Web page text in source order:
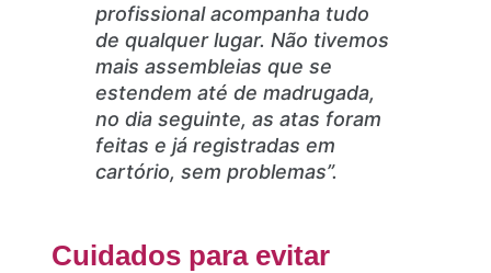
profissional acompanha tudo
de qualquer lugar. Não tivemos
mais assembleias que se
estendem até de madrugada,
no dia seguinte, as atas foram
feitas e já registradas em
cartório, sem problemas”.
Cuidados para evitar